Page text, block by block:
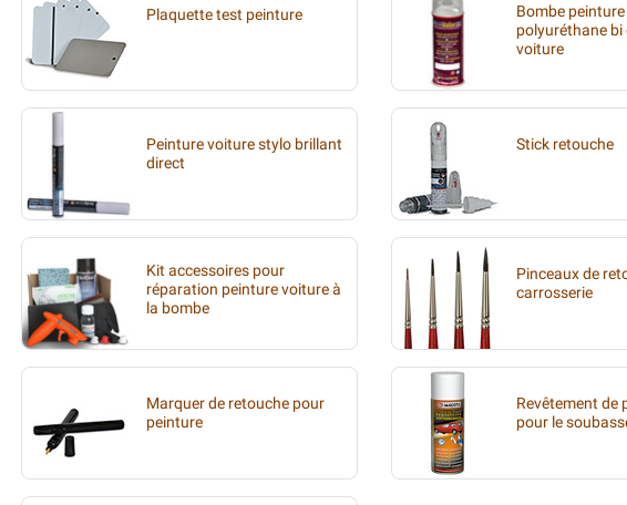
Plaquette test peinture
Bombe peinture
polyuréthane
voiture
Peinture voiture stylo brillant
direct
Stick retouche
Kit accessoires pour
réparation peinture voiture à
la bombe
Pinceaux de
carrosserie
Marquer de retouche pour
peinture
Revêtement de
pour le